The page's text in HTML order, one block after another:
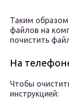
Таким образом
файлов на
почистить
На
Чтобы
инструкцией: